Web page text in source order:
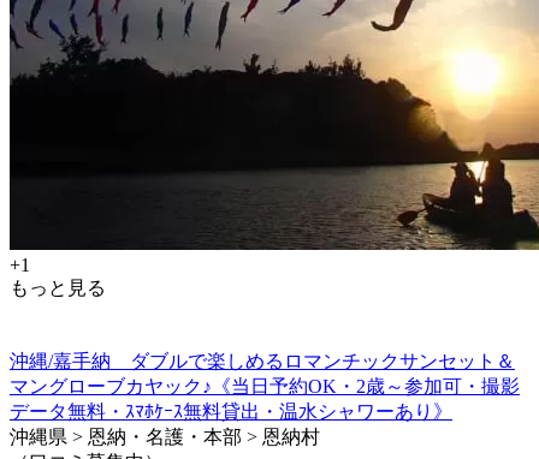
+1
もっと見る
沖縄/嘉手納 ダブルで楽しめるロマンチックサンセット＆
マングローブカヤック♪《当日予約OK・2歳～参加可・撮影
データ無料・ｽﾏﾎｹｰｽ無料貸出・温水シャワーあり》
沖縄県 > 恩納・名護・本部 > 恩納村